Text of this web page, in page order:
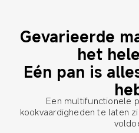
Gevarieerde
het
Eén pan is
Een multifunctionele
kookvaardigheden te laten